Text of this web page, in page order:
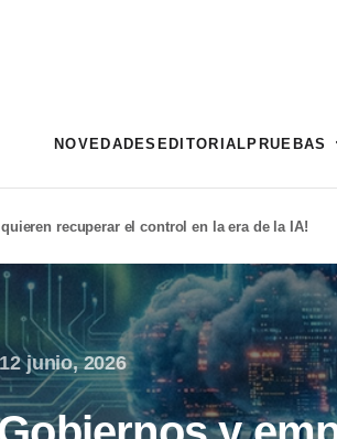
NOVEDADES EDITORIAL PRUEBAS
recuperar el control en la era de la IA!
12 junio, 2026